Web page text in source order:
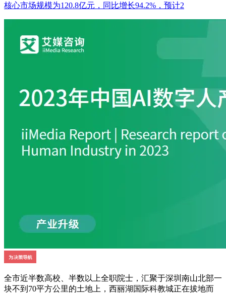
核心市场规模为120.8亿元，同比增长94.2%，预计2
全市近半数高校、半数以上全职院士，汇聚于深圳南山北部一
块不到70平方公里的土地上，西丽湖国际科教城正在拔地而